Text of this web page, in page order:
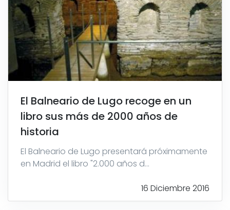
El Balneario de Lugo recoge en un
libro sus más de 2000 años de
historia
El Balneario de Lugo presentará próximamente
en Madrid el libro "2.000 años d...
16 Diciembre 2016